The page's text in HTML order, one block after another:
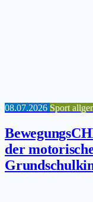
08.07.2026 Sport
der